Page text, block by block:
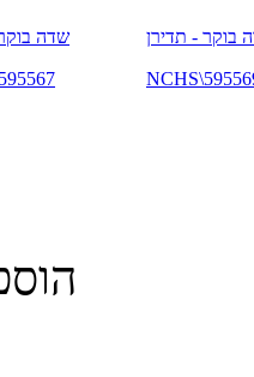
שדה בוקר - תדירן